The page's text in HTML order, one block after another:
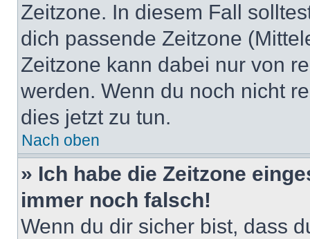
Zeitzone. In diesem Fall
dich passende Zeitzone
Zeitzone kann dabei nur von
werden. Wenn du noch nicht
dies jetzt zu tun.
Nach oben
» Ich habe die Zeitzone
immer noch falsch!
Wenn du dir sicher bist, dass